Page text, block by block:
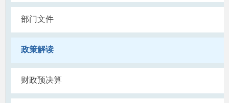
部门文件
政策解读
财政预决算